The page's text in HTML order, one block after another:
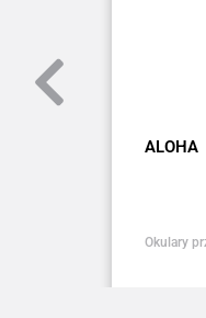
ALOHA
Okulary